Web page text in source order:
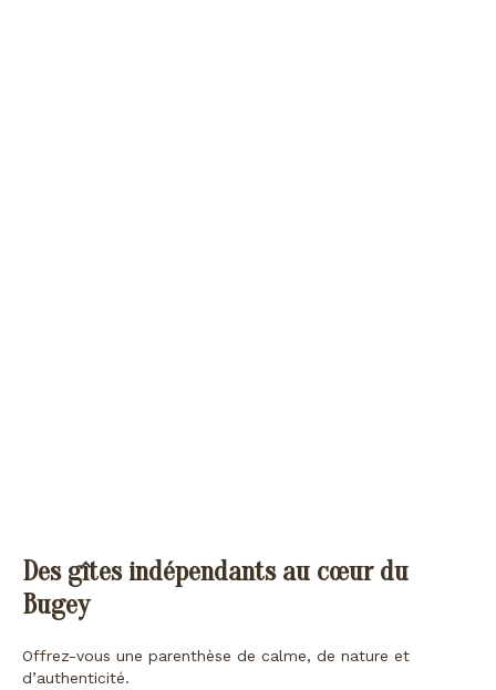
Des gîtes indépendants au cœur du
Bugey
Offrez-vous une parenthèse de calme, de nature et
d’authenticité.